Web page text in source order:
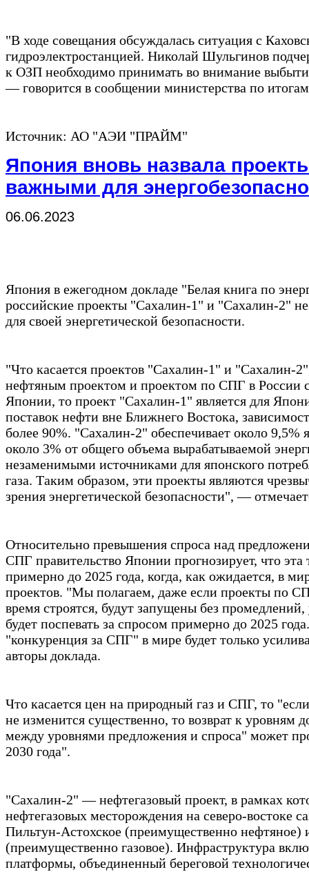
"В ходе совещания обсуждалась ситуация с
гидроэлектростанцией. Николай Шульгинов
к ОЗП необходимо принимать во внимание
— говорится в сообщении министерства по
Источник: АО "АЭИ "ПРАЙМ"
Япония вновь назвала
важными для
06.06.2023
Япония в ежегодном докладе "Белая книга по
российские проекты "Сахалин-1" и "Сахалин-2"
для своей энергетической безопасности.
"Что касается проектов "Сахалин-1" и "Сахалин-
нефтяным проектом и проектом по СПГ в России
Японии, то проект "Сахалин-1" является для
поставок нефти вне Ближнего Востока,
более 90%. "Сахалин-2" обеспечивает около
около 3% от общего объема вырабатываемой
незаменимыми источниками для японского
газа. Таким образом, эти проекты являются
зрения энергетической безопасности", —
Относительно превышения спроса над
СПГ правительство Японии прогнозирует, что эта
примерно до 2025 года, когда, как ожидается, в
проектов. "Мы полагаем, даже если проекты по
время строятся, будут запущены без
будет поспевать за спросом примерно до 2025
"конкуренция за СПГ" в мире будет только
авторы доклада.
Что касается цен на природный газ и СПГ, то
не изменится существенно, то возврат к уровням
между уровнями предложения и спроса" может
2030 года".
"Сахалин-2" — нефтегазовый проект, в рамках
нефтегазовых месторождения на северо-востоке
Пильтун-Астохское (преимущественно нефтяное)
(преимущественно газовое). Инфраструктура
платформы, объединенный береговой